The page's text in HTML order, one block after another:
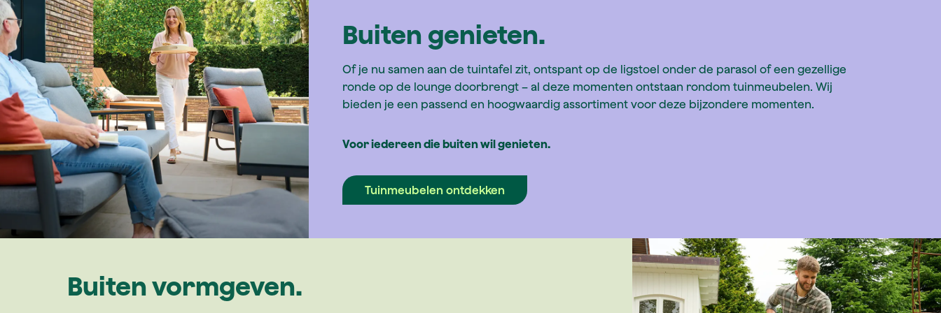
Buiten genieten.
Of je nu samen aan de tuintafel zit, ontspant op de ligstoel onder de parasol of een gezellige
ronde op de lounge doorbrengt – al deze momenten ontstaan rondom tuinmeubelen. Wij
bieden je een passend en hoogwaardig assortiment voor deze bijzondere momenten.
Voor iedereen die buiten wil genieten.
Tuinmeubelen ontdekken
Buiten vormgeven.